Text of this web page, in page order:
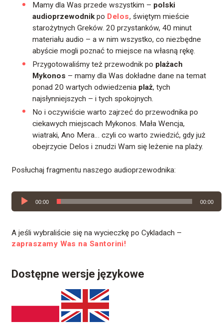
Mamy dla Was przede wszystkim – polski
audioprzewodnikpo Delos, świętym mieście
starożytnych Greków. 20 przystanków, 40 minut
materiału audio – a w nim wszystko, co niezbędne
abyście mogli poznać to miejsce na własną rękę.
Przygotowaliśmy też przewodnik po plażach
Mykonos – mamy dla Was dokładne dane na temat
ponad 20 wartych odwiedzenia plaż, tych
najsłynniejszych – i tych spokojnych.
No i oczywiście warto zajrzeć do przewodnika po
ciekawych miejscach Mykonos. Mała Wencja,
wiatraki, Ano Mera… czyli co warto zwiedzić, gdy już
obejrzycie Delos i znudzi Wam się leżenie na plaży.
Posłuchaj fragmentu naszego audioprzewodnika:
Odtwarzacz
plików
00:00 00:00
A jeśli wybraliście się na wycieczkę po Cykladach –
zapraszamy Was na Santorini!
Dostępne wersje językowe